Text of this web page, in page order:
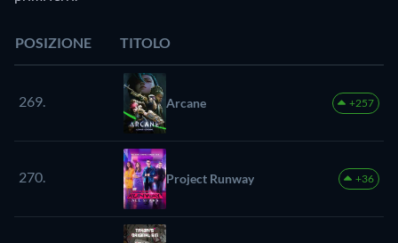
POSIZIONE TITOLO
269. Arcane +257
270. Project Runway +36